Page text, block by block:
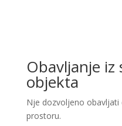
Obavljanje
objekta
Nje dozvoljeno
prostoru.